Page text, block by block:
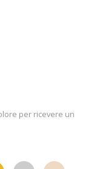
per ricevere un